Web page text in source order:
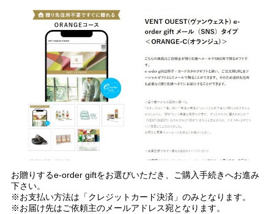
お贈りするe-order giftをお選びいただき、ご購入手続きへお進み
下さい。
※お支払い方法は「クレジットカード決済」のみとなります。
※お届け先はご依頼主のメールアドレス宛となります。